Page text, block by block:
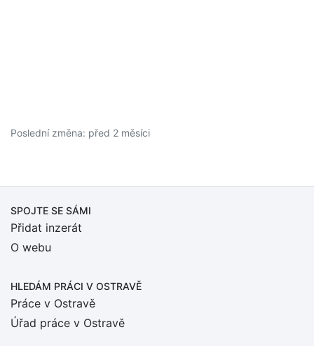
Poslední změna: před 2 měsíci
SPOJTE SE SÁMI
Přidat inzerát
O webu
HLEDÁM PRÁCI V OSTRAVĚ
Práce v Ostravě
Úřad práce v Ostravě